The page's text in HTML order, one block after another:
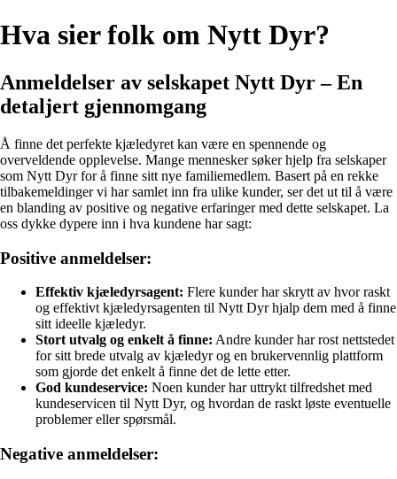
Hva sier folk om Nytt Dyr?
Anmeldelser av selskapet Nytt Dyr – En
detaljert gjennomgang
Å finne det perfekte kjæledyret kan være en spennende og
overveldende opplevelse. Mange mennesker søker hjelp fra selskaper
som Nytt Dyr for å finne sitt nye familiemedlem. Basert på en rekke
tilbakemeldinger vi har samlet inn fra ulike kunder, ser det ut til å være
en blanding av positive og negative erfaringer med dette selskapet. La
oss dykke dypere inn i hva kundene har sagt:
Positive anmeldelser:
Effektiv kjæledyrsagent: Flere kunder har skrytt av hvor raskt
og effektivt kjæledyrsagenten til Nytt Dyr hjalp dem med å finne
sitt ideelle kjæledyr.
Stort utvalg og enkelt å finne: Andre kunder har rost nettstedet
for sitt brede utvalg av kjæledyr og en brukervennlig plattform
som gjorde det enkelt å finne det de lette etter.
God kundeservice: Noen kunder har uttrykt tilfredshet med
kundeservicen til Nytt Dyr, og hvordan de raskt løste eventuelle
problemer eller spørsmål.
Negative anmeldelser: